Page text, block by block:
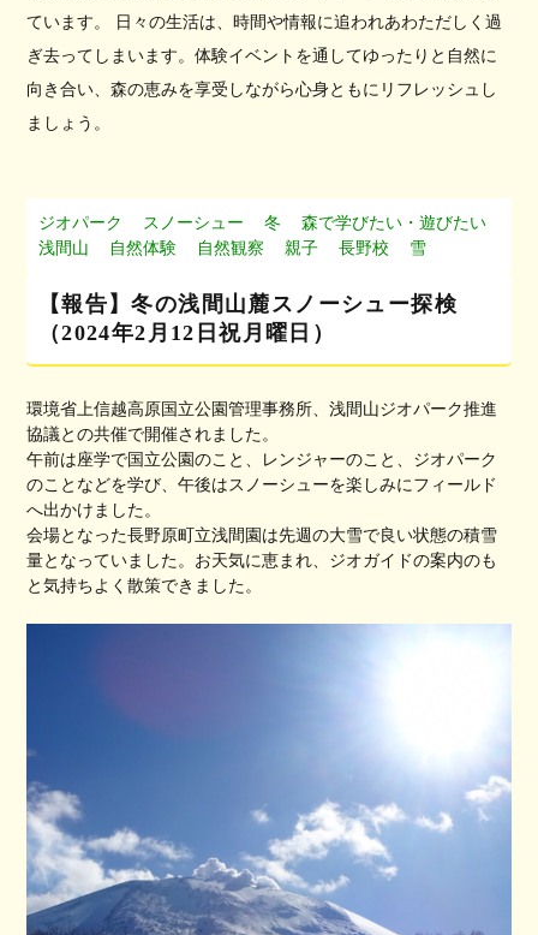
ています。 日々の生活は、時間や情報に追われあわただしく過
ぎ去ってしまいます。体験イベントを通してゆったりと自然に
向き合い、森の恵みを享受しながら心身ともにリフレッシュし
ましょう。
ジオパーク スノーシュー 冬
森で学びたい・遊びたい
浅間山
自然体験 自然観察 親子 長野校 雪
【報告】冬の浅間山麓スノーシュー探検
（2024年2月12日祝月曜日）
環境省上信越高原国立公園管理事務所、浅間山ジオパーク推進
協議との共催で開催されました。
午前は座学で国立公園のこと、レンジャーのこと、ジオパーク
のことなどを学び、午後はスノーシューを楽しみにフィールド
へ出かけました。
会場となった長野原町立浅間園は先週の大雪で良い状態の積雪
量となっていました。お天気に恵まれ、ジオガイドの案内のも
と気持ちよく散策できました。